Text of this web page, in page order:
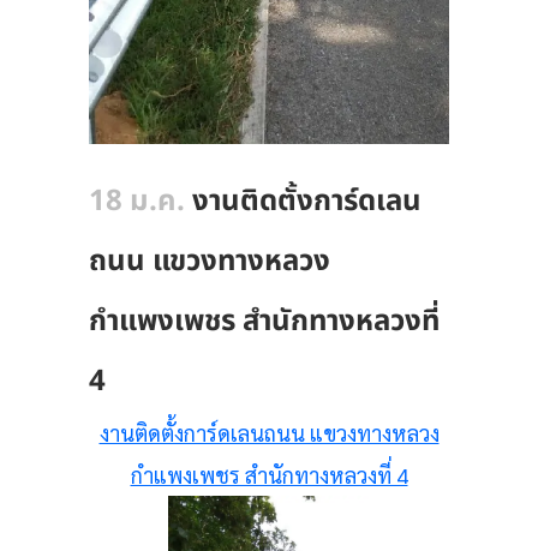
18 ม.ค.งานติดตั้งการ์ดเลน
ถนน แขวงทางหลวง
กำแพงเพชร สำนักทางหลวงที่
4
งานติดตั้งการ์ดเลนถนน แขวงทางหลวง
กำแพงเพชร สำนักทางหลวงที่ 4